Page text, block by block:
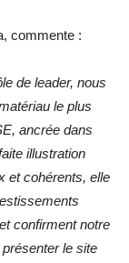
commente :
de leader, nous
le plus
ancrée dans
illustration
et cohérents, elle
confirment notre
le site